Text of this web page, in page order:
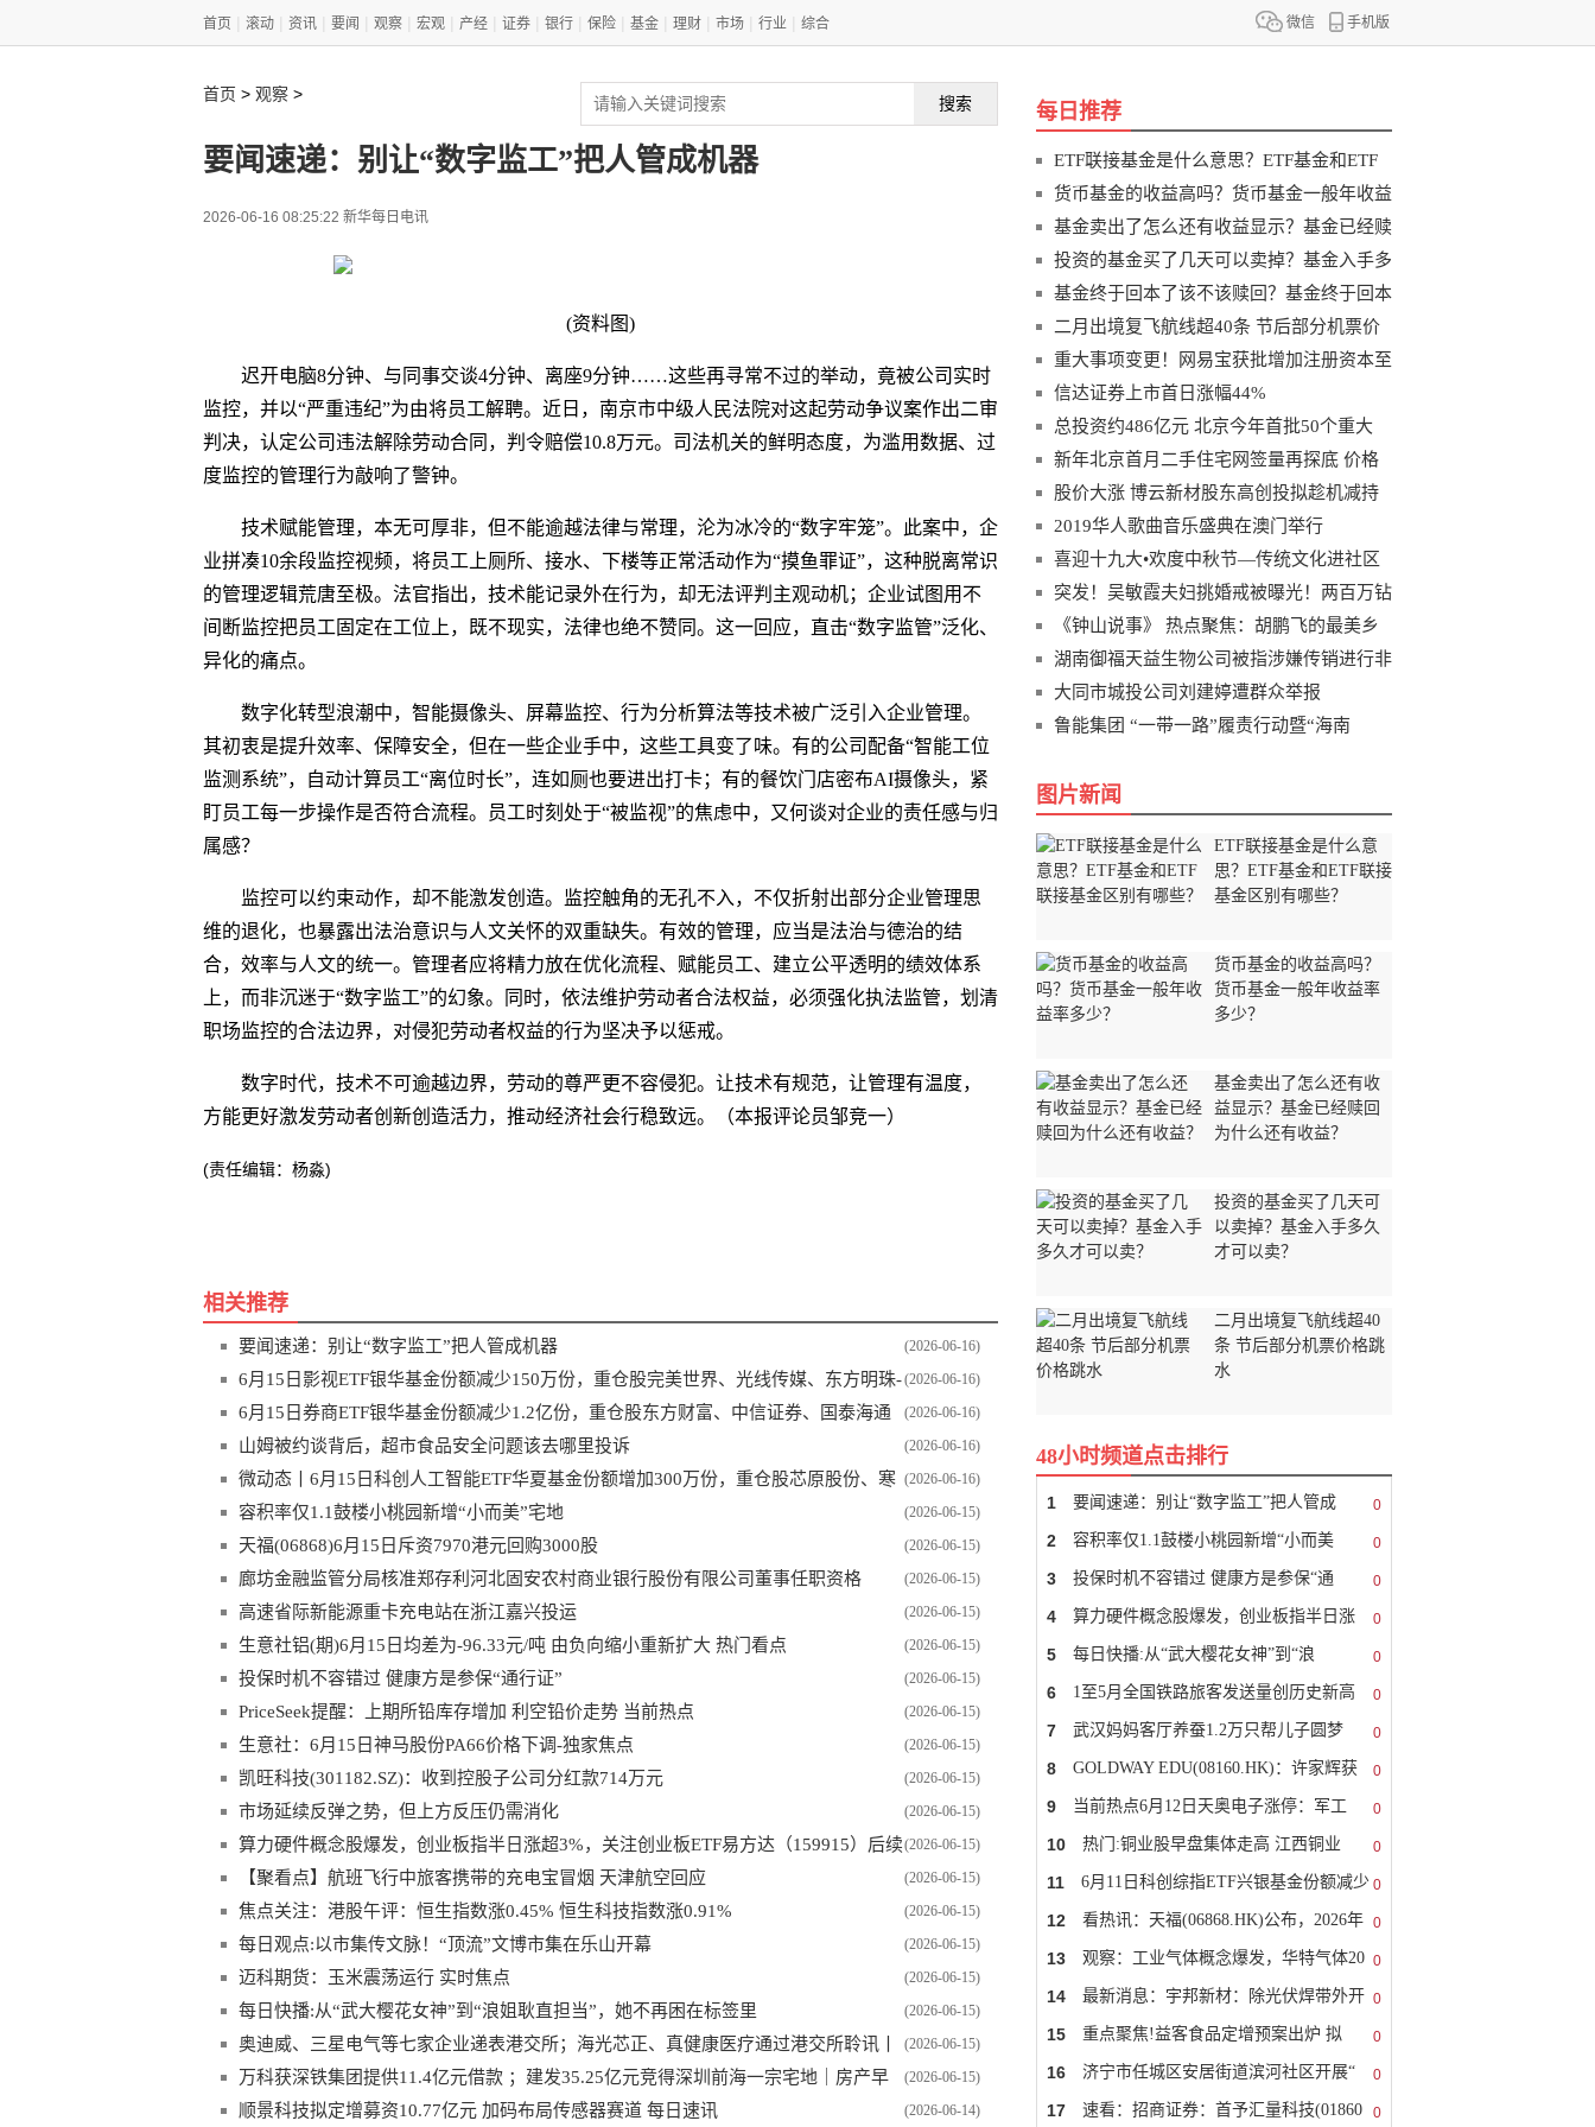
微信 手机版
首页 滚动 资讯 要闻 观察 宏观 产经 证券 银行 保险 基金 理财 市场 行业 综合
首页 > 观察 > 搜索
要闻速递：别让“数字监工”把人管成机器
2026-06-16 08:25:22 新华每日电讯
(资料图)
迟开电脑8分钟、与同事交谈4分钟、离座9分钟……这些再寻常不过的举动，竟被公司实时
监控，并以“严重违纪”为由将员工解聘。近日，南京市中级人民法院对这起劳动争议案作出二审
判决，认定公司违法解除劳动合同，判令赔偿10.8万元。司法机关的鲜明态度，为滥用数据、过
度监控的管理行为敲响了警钟。
技术赋能管理，本无可厚非，但不能逾越法律与常理，沦为冰冷的“数字牢笼”。此案中，企
业拼凑10余段监控视频，将员工上厕所、接水、下楼等正常活动作为“摸鱼罪证”，这种脱离常识
的管理逻辑荒唐至极。法官指出，技术能记录外在行为，却无法评判主观动机；企业试图用不
间断监控把员工固定在工位上，既不现实，法律也绝不赞同。这一回应，直击“数字监管”泛化、
异化的痛点。
数字化转型浪潮中，智能摄像头、屏幕监控、行为分析算法等技术被广泛引入企业管理。
其初衷是提升效率、保障安全，但在一些企业手中，这些工具变了味。有的公司配备“智能工位
监测系统”，自动计算员工“离位时长”，连如厕也要进出打卡；有的餐饮门店密布AI摄像头，紧
盯员工每一步操作是否符合流程。员工时刻处于“被监视”的焦虑中，又何谈对企业的责任感与归
属感？
监控可以约束动作，却不能激发创造。监控触角的无孔不入，不仅折射出部分企业管理思
维的退化，也暴露出法治意识与人文关怀的双重缺失。有效的管理，应当是法治与德治的结
合，效率与人文的统一。管理者应将精力放在优化流程、赋能员工、建立公平透明的绩效体系
上，而非沉迷于“数字监工”的幻象。同时，依法维护劳动者合法权益，必须强化执法监管，划清
职场监控的合法边界，对侵犯劳动者权益的行为坚决予以惩戒。
数字时代，技术不可逾越边界，劳动的尊严更不容侵犯。让技术有规范，让管理有温度，
方能更好激发劳动者创新创造活力，推动经济社会行稳致远。（本报评论员邹竞一）
(责任编辑：杨淼)
相关推荐
(2026-06-16)
要闻速递：别让“数字监工”把人管成机器
(2026-06-16)
6月15日影视ETF银华基金份额减少150万份，重仓股完美世界、光线传媒、东方明珠-
时快讯
(2026-06-16)
6月15日券商ETF银华基金份额减少1.2亿份，重仓股东方财富、中信证券、国泰海通
(2026-06-16)
山姆被约谈背后，超市食品安全问题该去哪里投诉
(2026-06-16)
微动态丨6月15日科创人工智能ETF华夏基金份额增加300万份，重仓股芯原股份、寒
武纪、澜起科技
(2026-06-15)
容积率仅1.1鼓楼小桃园新增“小而美”宅地
(2026-06-15)
天福(06868)6月15日斥资7970港元回购3000股
(2026-06-15)
廊坊金融监管分局核准郑存利河北固安农村商业银行股份有限公司董事任职资格
(2026-06-15)
高速省际新能源重卡充电站在浙江嘉兴投运
(2026-06-15)
生意社铝(期)6月15日均差为-96.33元/吨 由负向缩小重新扩大 热门看点
(2026-06-15)
投保时机不容错过 健康方是参保“通行证”
(2026-06-15)
PriceSeek提醒：上期所铅库存增加 利空铅价走势 当前热点
(2026-06-15)
生意社：6月15日神马股份PA66价格下调-独家焦点
(2026-06-15)
凯旺科技(301182.SZ)：收到控股子公司分红款714万元
(2026-06-15)
市场延续反弹之势，但上方反压仍需消化
(2026-06-15)
算力硬件概念股爆发，创业板指半日涨超3%，关注创业板ETF易方达（159915）后续
走势
(2026-06-15)
【聚看点】航班飞行中旅客携带的充电宝冒烟 天津航空回应
(2026-06-15)
焦点关注：港股午评：恒生指数涨0.45% 恒生科技指数涨0.91%
(2026-06-15)
每日观点:以市集传文脉！“顶流”文博市集在乐山开幕
(2026-06-15)
迈科期货：玉米震荡运行 实时焦点
(2026-06-15)
每日快播:从“武大樱花女神”到“浪姐耿直担当”，她不再困在标签里
(2026-06-15)
奥迪威、三星电气等七家企业递表港交所；海光芯正、真健康医疗通过港交所聆讯丨
港交所早参 短讯
(2026-06-15)
万科获深铁集团提供11.4亿元借款 ；建发35.25亿元竞得深圳前海一宗宅地｜房产早
参 每日视点
(2026-06-14)
顺景科技拟定增募资10.77亿元 加码布局传感器赛道 每日速讯
每日推荐
ETF联接基金是什么意思？ETF基金和ETF
联
货币基金的收益高吗？货币基金一般年收益
基金卖出了怎么还有收益显示？基金已经赎
投资的基金买了几天可以卖掉？基金入手多
基金终于回本了该不该赎回？基金终于回本
二月出境复飞航线超40条 节后部分机票价
重大事项变更！网易宝获批增加注册资本至
信达证券上市首日涨幅44%
总投资约486亿元 北京今年首批50个重大
新年北京首月二手住宅网签量再探底 价格
股价大涨 博云新材股东高创投拟趁机减持
2019华人歌曲音乐盛典在澳门举行
喜迎十九大•欢度中秋节—传统文化进社区
突发！吴敏霞夫妇挑婚戒被曝光！两百万钻
《钟山说事》 热点聚焦：胡鹏飞的最美乡
湖南御福天益生物公司被指涉嫌传销进行非
大同市城投公司刘建婷遭群众举报
鲁能集团 “一带一路”履责行动暨“海南
图片新闻
ETF联接基金是什么意
思？ETF基金和ETF联接
基金区别有哪些？
货币基金的收益高吗？
货币基金一般年收益率
多少？
基金卖出了怎么还有收
益显示？基金已经赎回
为什么还有收益？
投资的基金买了几天可
以卖掉？基金入手多久
才可以卖？
二月出境复飞航线超40
条 节后部分机票价格跳
水
48小时频道点击排行
0
1 要闻速递：别让“数字监工”把人管成
0
2 容积率仅1.1鼓楼小桃园新增“小而美
0
3 投保时机不容错过 健康方是参保“通
0
4 算力硬件概念股爆发，创业板指半日涨
0
5 每日快播:从“武大樱花女神”到“浪
0
6 1至5月全国铁路旅客发送量创历史新高
0
7 武汉妈妈客厅养蚕1.2万只帮儿子圆梦
0
8
GOLDWAY EDU(08160.HK)：许家辉获
委
0
9 当前热点6月12日天奥电子涨停：军工
0
10 热门:铜业股早盘集体走高 江西铜业
0
11 6月11日科创综指ETF兴银基金份额减少
0
12 看热讯：天福(06868.HK)公布，2026年
0
13 观察：工业气体概念爆发，华特气体20
0
14 最新消息：宇邦新材：除光伏焊带外开
0
15 重点聚焦!益客食品定增预案出炉 拟
0
16 济宁市任城区安居街道滨河社区开展“
0
17 速看：招商证券：首予汇量科技(01860